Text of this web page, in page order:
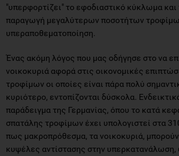
"υπερφορτίζει" το εφοδιαστικό κύκλωμα και
παραγωγή μεγαλύτερων ποσοτήτων
υπεραποθεματοποίηση.
Ένας ακόμη λόγος που μας οδήγησε στο να
νοικοκυριά αφορά στις οικονομικές
τροφίμων οι οποίες είναι πάρα πολύ
κυριότερο, εντοπίζονται δύσκολα.
παράδειγμα της Γερμανίας, όπου το κατά
σπατάλης τροφίμων έχει υπολογιστεί στα
πως μακροπρόθεσμα, τα νοικοκυριά,
κυψέλες αντίστασης στην υπερκατανάλωση,